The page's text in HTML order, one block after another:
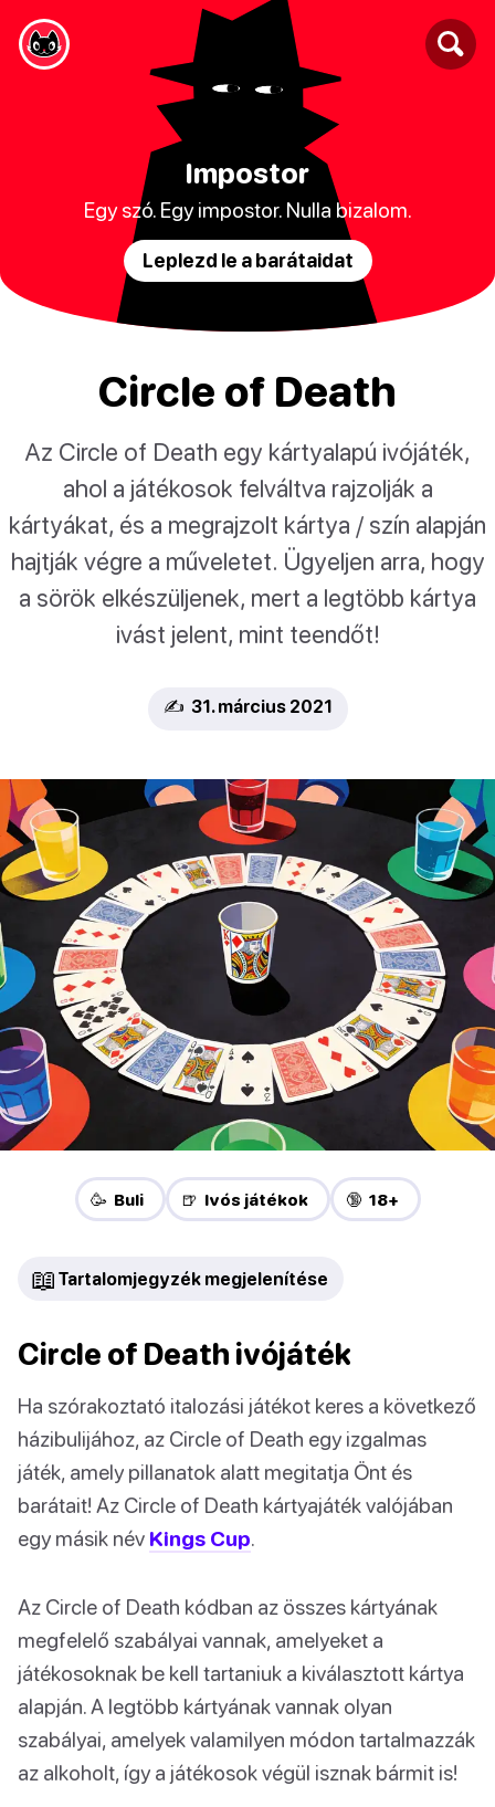
Impostor
Egy szó. Egy impostor. Nulla bizalom.
Leplezd le a barátaidat
Circle of Death
Az Circle of Death egy kártyalapú ivójáték,
ahol a játékosok felváltva rajzolják a
kártyákat, és a megrajzolt kártya / szín alapján
hajtják végre a műveletet. Ügyeljen arra, hogy
a sörök elkészüljenek, mert a legtöbb kártya
ivást jelent, mint teendőt!
✍️ 31. március 2021
🥳 Buli 🍺 Ivós játékok 🔞 18+
📖 Tartalomjegyzék megjelenítése
Circle of Death ivójáték
Ha szórakoztató italozási játékot keres a következő
házibulijához, az Circle of Death egy izgalmas
játék, amely pillanatok alatt megitatja Önt és
barátait! Az Circle of Death kártyajáték valójában
egy másik név Kings Cup.
Az Circle of Death kódban az összes kártyának
megfelelő szabályai vannak, amelyeket a
játékosoknak be kell tartaniuk a kiválasztott kártya
alapján. A legtöbb kártyának vannak olyan
szabályai, amelyek valamilyen módon tartalmazzák
az alkoholt, így a játékosok végül isznak bármit is!